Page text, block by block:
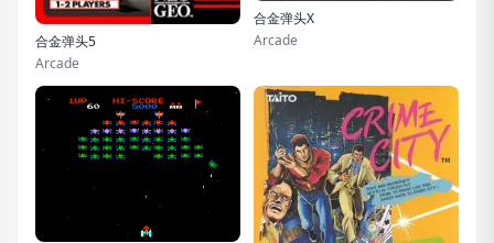
合金弹头5
Arcade
合金弹头X
Arcade